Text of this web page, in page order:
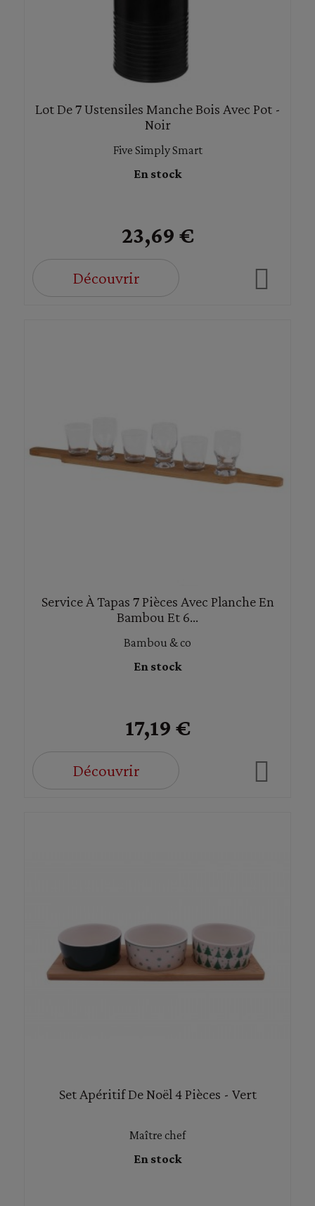
Lot De 7 Ustensiles Manche Bois Avec Pot -
Noir
Five Simply Smart
En stock
23,69 €
Découvrir
Service À Tapas 7 Pièces Avec Planche En
Bambou Et 6...
Bambou & co
En stock
17,19 €
Découvrir
Set Apéritif De Noël 4 Pièces - Vert
Maître chef
En stock